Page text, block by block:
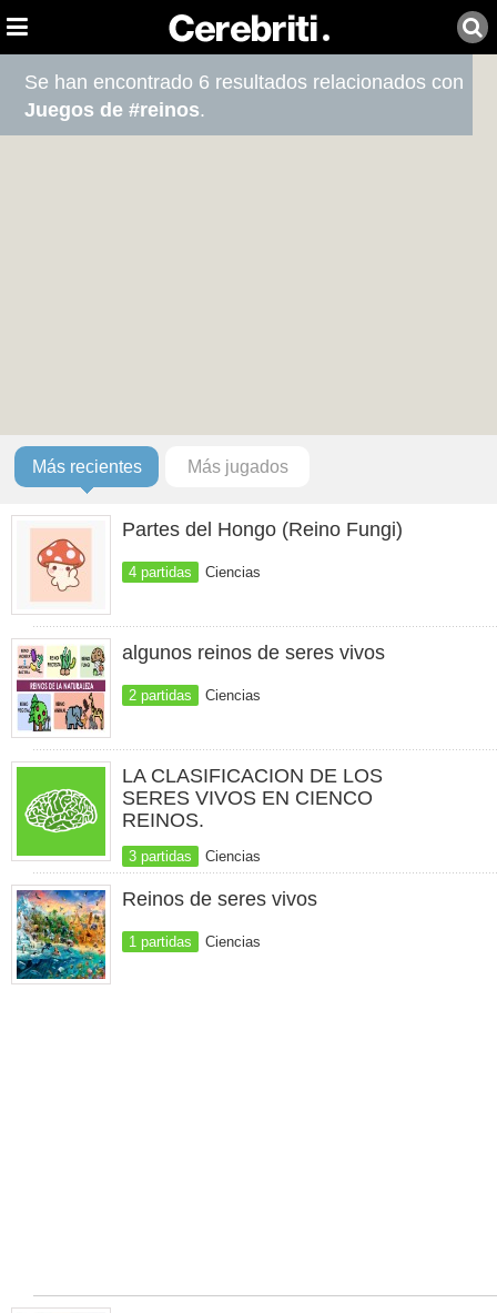
Se han encontrado 6 resultados relacionados con
Juegos de #reinos.
Más recientes Más jugados
Partes del Hongo (Reino Fungi)
4 partidas Ciencias
algunos reinos de seres vivos
2 partidas Ciencias
LA CLASIFICACION DE LOS
SERES VIVOS EN CIENCO
REINOS.
3 partidas Ciencias
Reinos de seres vivos
1 partidas Ciencias